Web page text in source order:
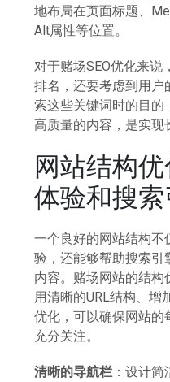
地布局在页面标题、
Alt属性等位置。
对于赌场SEO优化来说
排名，还要考虑到用户
索这些关键词时的目的
高质量的内容，是实现
网站结构
体验和搜
一个良好的网站结构不
验，还能够帮助搜索引
内容。赌场网站的结构
用清晰的URL结构、增
优化，可以确保网站的
充分关注。
清晰的导航栏 ：设计